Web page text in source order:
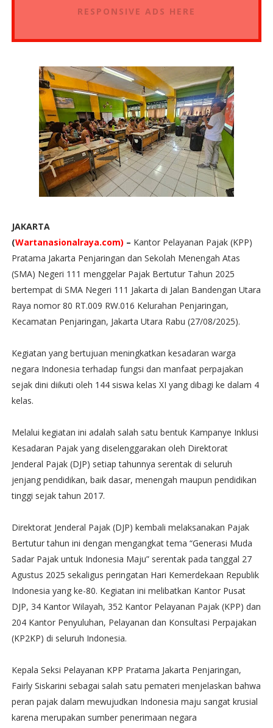
RESPONSIVE ADS HERE
JAKARTA
(Wartanasionalraya.com) – Kantor Pelayanan Pajak (KPP)
Pratama Jakarta Penjaringan dan Sekolah Menengah Atas
(SMA) Negeri 111 menggelar Pajak Bertutur Tahun 2025
bertempat di SMA Negeri 111 Jakarta di Jalan Bandengan Utara
Raya nomor 80 RT.009 RW.016 Kelurahan Penjaringan,
Kecamatan Penjaringan, Jakarta Utara Rabu (27/08/2025).
Kegiatan yang bertujuan meningkatkan kesadaran warga
negara Indonesia terhadap fungsi dan manfaat perpajakan
sejak dini diikuti oleh 144 siswa kelas XI yang dibagi ke dalam 4
kelas.
Melalui kegiatan ini adalah salah satu bentuk Kampanye Inklusi
Kesadaran Pajak yang diselenggarakan oleh Direktorat
Jenderal Pajak (DJP) setiap tahunnya serentak di seluruh
jenjang pendidikan, baik dasar, menengah maupun pendidikan
tinggi sejak tahun 2017.
Direktorat Jenderal Pajak (DJP) kembali melaksanakan Pajak
Bertutur tahun ini dengan mengangkat tema “Generasi Muda
Sadar Pajak untuk Indonesia Maju” serentak pada tanggal 27
Agustus 2025 sekaligus peringatan Hari Kemerdekaan Republik
Indonesia yang ke-80. Kegiatan ini melibatkan Kantor Pusat
DJP, 34 Kantor Wilayah, 352 Kantor Pelayanan Pajak (KPP) dan
204 Kantor Penyuluhan, Pelayanan dan Konsultasi Perpajakan
(KP2KP) di seluruh Indonesia.
Kepala Seksi Pelayanan KPP Pratama Jakarta Penjaringan,
Fairly Siskarini sebagai salah satu pemateri menjelaskan bahwa
peran pajak dalam mewujudkan Indonesia maju sangat krusial
karena merupakan sumber penerimaan negara